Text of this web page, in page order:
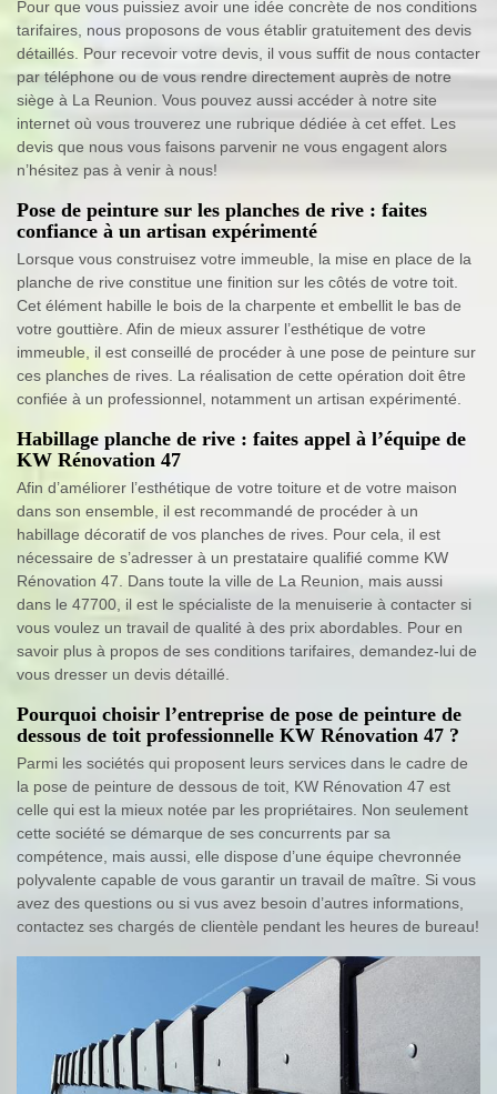
Pour que vous puissiez avoir une idée concrète de nos conditions
tarifaires, nous proposons de vous établir gratuitement des devis
détaillés. Pour recevoir votre devis, il vous suffit de nous contacter
par téléphone ou de vous rendre directement auprès de notre
siège à La Reunion. Vous pouvez aussi accéder à notre site
internet où vous trouverez une rubrique dédiée à cet effet. Les
devis que nous vous faisons parvenir ne vous engagent alors
n’hésitez pas à venir à nous!
Pose de peinture sur les planches de rive : faites
confiance à un artisan expérimenté
Lorsque vous construisez votre immeuble, la mise en place de la
planche de rive constitue une finition sur les côtés de votre toit.
Cet élément habille le bois de la charpente et embellit le bas de
votre gouttière. Afin de mieux assurer l’esthétique de votre
immeuble, il est conseillé de procéder à une pose de peinture sur
ces planches de rives. La réalisation de cette opération doit être
confiée à un professionnel, notamment un artisan expérimenté.
Habillage planche de rive : faites appel à l’équipe de
KW Rénovation 47
Afin d’améliorer l’esthétique de votre toiture et de votre maison
dans son ensemble, il est recommandé de procéder à un
habillage décoratif de vos planches de rives. Pour cela, il est
nécessaire de s’adresser à un prestataire qualifié comme KW
Rénovation 47. Dans toute la ville de La Reunion, mais aussi
dans le 47700, il est le spécialiste de la menuiserie à contacter si
vous voulez un travail de qualité à des prix abordables. Pour en
savoir plus à propos de ses conditions tarifaires, demandez-lui de
vous dresser un devis détaillé.
Pourquoi choisir l’entreprise de pose de peinture de
dessous de toit professionnelle KW Rénovation 47 ?
Parmi les sociétés qui proposent leurs services dans le cadre de
la pose de peinture de dessous de toit, KW Rénovation 47 est
celle qui est la mieux notée par les propriétaires. Non seulement
cette société se démarque de ses concurrents par sa
compétence, mais aussi, elle dispose d’une équipe chevronnée
polyvalente capable de vous garantir un travail de maître. Si vous
avez des questions ou si vus avez besoin d’autres informations,
contactez ses chargés de clientèle pendant les heures de bureau!